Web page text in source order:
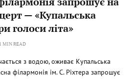
— «Купальська
голоси літа»
1 MIN READ
з водою, оживає Купальська
філармонія ім. С. Ріхтера запрошує